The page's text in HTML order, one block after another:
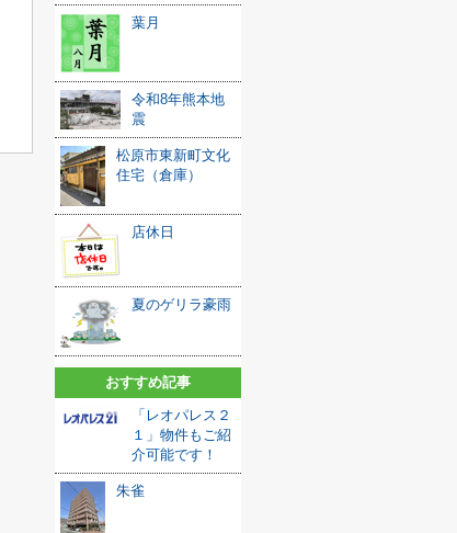
葉月
令和8年熊本地
震
松原市東新町文化
住宅（倉庫）
店休日
夏のゲリラ豪雨
おすすめ記事
「レオパレス２
１」物件もご紹
介可能です！
朱雀